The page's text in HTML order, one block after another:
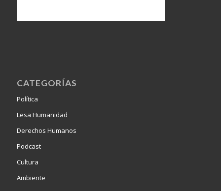
CATEGORÍAS
Política
Lesa Humanidad
Derechos Humanos
Podcast
Cultura
Ambiente